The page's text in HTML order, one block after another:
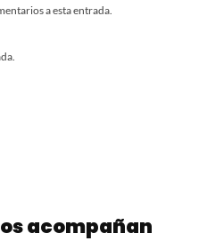
a esta entrada.
acompañan